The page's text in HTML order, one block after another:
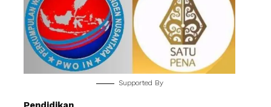
Supported By